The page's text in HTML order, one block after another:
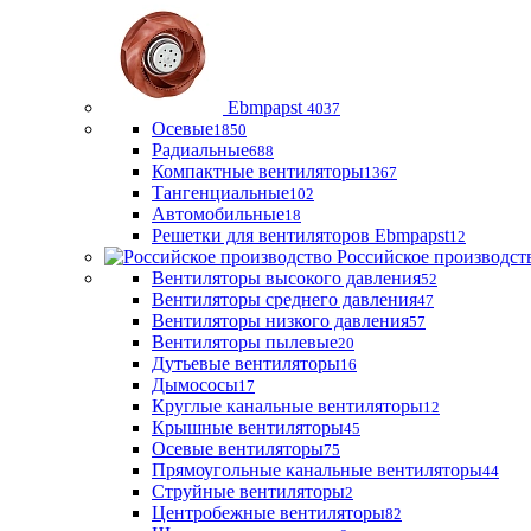
Ebmpapst 4037
Осевые1850
Радиальные688
Компактные вентиляторы1367
Тангенциальные102
Автомобильные18
Решетки для вентиляторов Ebmpapst12
Российское
Вентиляторы высокого давления52
Вентиляторы среднего давления47
Вентиляторы низкого давления57
Вентиляторы пылевые20
Дутьевые вентиляторы16
Дымососы17
Круглые канальные вентиляторы12
Крышные вентиляторы45
Осевые вентиляторы75
Прямоугольные канальные вентиляторы44
Струйные вентиляторы2
Центробежные вентиляторы82